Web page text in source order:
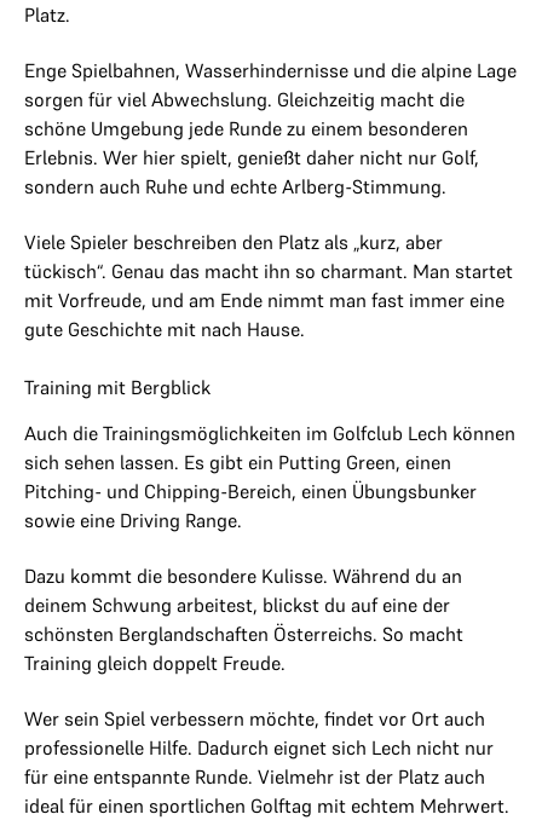
Platz.
Enge Spielbahnen, Wasserhindernisse und die alpine Lage
sorgen für viel Abwechslung. Gleichzeitig macht die
schöne Umgebung jede Runde zu einem besonderen
Erlebnis. Wer hier spielt, genießt daher nicht nur Golf,
sondern auch Ruhe und echte Arlberg-Stimmung.
Viele Spieler beschreiben den Platz als „kurz, aber
tückisch“. Genau das macht ihn so charmant. Man startet
mit Vorfreude, und am Ende nimmt man fast immer eine
gute Geschichte mit nach Hause.
Training mit Bergblick
Auch die Trainingsmöglichkeiten im Golfclub Lech können
sich sehen lassen. Es gibt ein Putting Green, einen
Pitching- und Chipping-Bereich, einen Übungsbunker
sowie eine Driving Range.
Dazu kommt die besondere Kulisse. Während du an
deinem Schwung arbeitest, blickst du auf eine der
schönsten Berglandschaften Österreichs. So macht
Training gleich doppelt Freude.
Wer sein Spiel verbessern möchte, findet vor Ort auch
professionelle Hilfe. Dadurch eignet sich Lech nicht nur
für eine entspannte Runde. Vielmehr ist der Platz auch
ideal für einen sportlichen Golftag mit echtem Mehrwert.